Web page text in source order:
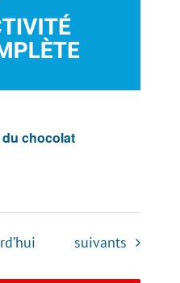
chocolat
Évènements
suivants